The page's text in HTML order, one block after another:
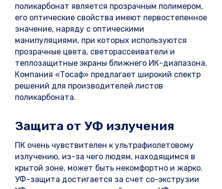
поликарбонат является прозрачным полимером,
его оптические свойства имеют первостепенное
значение, наряду с оптическими
манипуляциями, при которых используются
прозрачные цвета, светорассеиватели и
теплозащитные экраны ближнего ИК-диапазона.
Компания «Тосаф» предлагает широкий спектр
решений для производителей листов
поликарбоната.
Защита от УФ излучения
ПК очень чувствителен к ультрафиолетовому
излучению, из-за чего людям, находящимся в
крытой зоне, может быть некомфортно и жарко.
УФ-защита достигается за счет со-экструзии